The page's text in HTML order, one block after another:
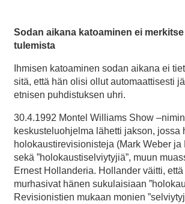
Sodan aikana katoaminen ei
tulemista
Ihmisen katoaminen sodan aikana ei
sitä, että hän olisi ollut automaattisesti
etnisen puhdistuksen uhri.
30.4.1992 Montel Williams Show
keskusteluohjelma lähetti jakson, jossa
holokaustirevisionisteja (Mark Weber ja
sekä ”holokaustiselviytyjiä”, muun
Ernest Hollanderia. Hollander väitti, että
murhasivat hänen sukulaisiaan
Revisionistien mukaan monien